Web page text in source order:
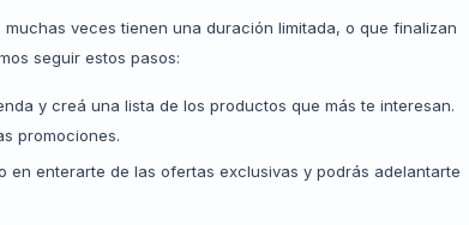
veces tienen una duración limitada, o que finalizan
seguir estos pasos:
y creá una lista de los productos que más te interesan.
promociones.
en enterarte de las ofertas exclusivas y podrás adelantarte